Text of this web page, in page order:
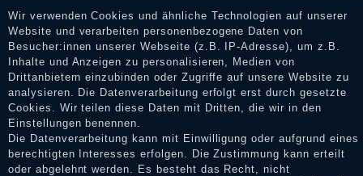
Shop informieren.
Impressum
Daten­schutz­erklärung
Wir verwenden Cookies und ähnliche Technologien auf unserer
Website und verarbeiten personenbezogene Daten von
Besucher:innen unserer Webseite (z.B. IP-Adresse), um z.B.
Inhalte und Anzeigen zu personalisieren, Medien von
Drittanbietern einzubinden oder Zugriffe auf unsere Website zu
analysieren. Die Datenverarbeitung erfolgt erst durch gesetzte
Cookies. Wir teilen diese Daten mit Dritten, die wir in den
Einstellungen benennen.
Die Datenverarbeitung kann mit Einwilligung oder aufgrund eines
berechtigten Interesses erfolgen. Die Zustimmung kann erteilt
oder abgelehnt werden. Es besteht das Recht, nicht